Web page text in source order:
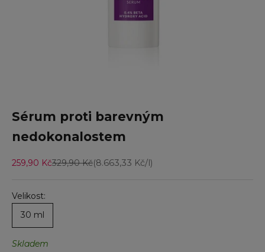
Sérum proti barevným
nedokonalostem
Prodejní cena
259,90 KčBěžná cena
329,90 Kč(8.663,33 Kč/l)
Velikost:
30 ml
Skladem